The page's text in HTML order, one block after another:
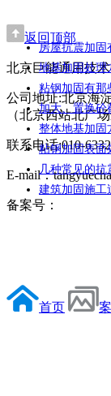
房屋抗震加固
地基加固处理
粘钢加固有那
加大、置换砼
整体地基加固
粘钢加固表面
几种常见的抗
建筑加固施工
返回顶部
北京巨能通用技
公司地址:北京海
（北京西站北广
联系电话:010-
E-mail：
备案号：
首页